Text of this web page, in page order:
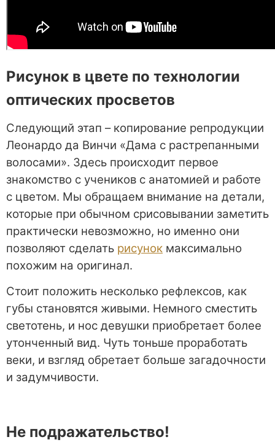
Рисунок в цвете по технологии
оптических просветов
Следующий этап – копирование репродукции
Леонардо да Винчи «Дама с растрепанными
волосами». Здесь происходит первое
знакомство с учеников с анатомией и работе
с цветом. Мы обращаем внимание на детали,
которые при обычном срисовывании заметить
практически невозможно, но именно они
позволяют сделать рисунок максимально
похожим на оригинал.
Стоит положить несколько рефлексов, как
губы становятся живыми. Немного сместить
светотень, и нос девушки приобретает более
утонченный вид. Чуть тоньше проработать
веки, и взгляд обретает больше загадочности
и задумчивости.
Не подражательство!